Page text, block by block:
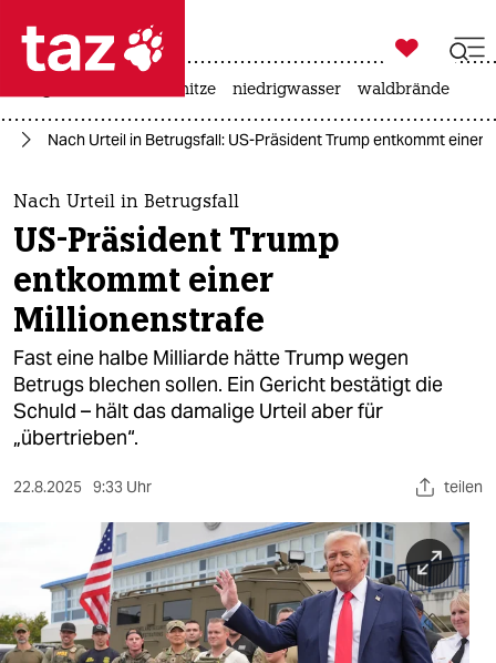
 taz zahl ich
taz zahl ich
themen
politik
öko
gesellschaft
kultur
sport
berlin
wahrheit
verlag

taz zahl ich
hitze niedrigwasser waldbrände
Nach Urteil in Betrugsfall: US-Präsident Trump entkommt einer
Nach Urteil in Betrugsfall
US-Präsident Trump
entkommt einer
Millionenstrafe
Fast eine halbe Milliarde hätte Trump wegen
Betrugs blechen sollen. Ein Gericht bestätigt die
Schuld – hält das damalige Urteil aber für
„übertrieben“.
22.8.2025 9:33 Uhr teilen